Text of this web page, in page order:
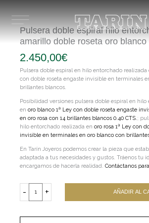
contenido
Pulsera doble espiral hilo
amarillo doble roseta oro blanco
2.450,00€
Pulsera doble espiral en hilo entorchado realizada
con doble roseta engaste invisible en terminales
brillantes blancos.
Posibilidad versiones pulsera doble espiral en hilo
en oro blanco 1ª Ley con doble roseta engaste
en oro rosa con 14 brillantes blancos 0.40 CTS.;
hilo entorchado realizada en oro rosa 1ª Ley con
invisible en terminales en oro blanco con
En Tarín Joyeros podemos crear la pieza que
adaptada a tus necesidades y gustos. Tráenos tu
encargamos de hacerla realidad. Contáctanos
- + AÑADIR AL